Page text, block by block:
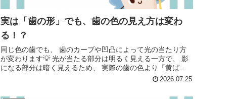
実は「歯の形」でも、歯の色の見え方は変わ
る！？
同じ色の歯でも、 歯のカーブや凹凸によって光の当たり方
が変わります💡 光が当たる部分は明るく見える一方で、 影
になる部分は暗く見えるため、 実際の歯の色より「黄ばん
2026.07.25